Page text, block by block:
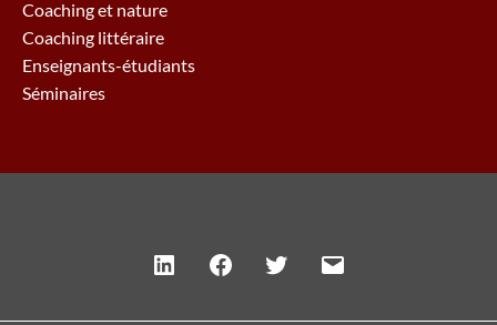
Coaching et nature
Coaching littéraire
Enseignants-étudiants
Séminaires
Linkedin Facebook Twitter